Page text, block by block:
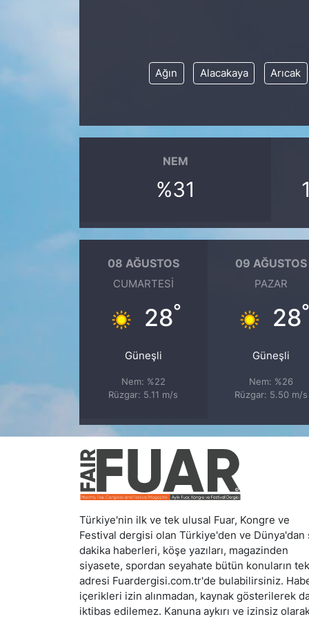
Ağın Alacakaya Arıcak
NEM
%31
08 AĞUSTOS
CUMARTESI
28°
Güneşli
Nem: %22
Rüzgar: 5.11 m/s
09 AĞUSTOS
PAZAR
28°
Güneşli
Nem: %26
Rüzgar: 5.50 m/s
Türkiye'nin ilk ve tek ulusal Fuar, Kongre ve
Festival dergisi olan Türkiye'den ve Dünya'dan
dakika haberleri, köşe yazıları, magazinden
siyasete, spordan seyahate bütün konuların tek
adresi Fuardergisi.com.tr'de bulabilirsiniz.
içerikleri izin alınmadan, kaynak gösterilerek
iktibas edilemez. Kanuna aykırı ve izinsiz
BİYOGRAFİLER